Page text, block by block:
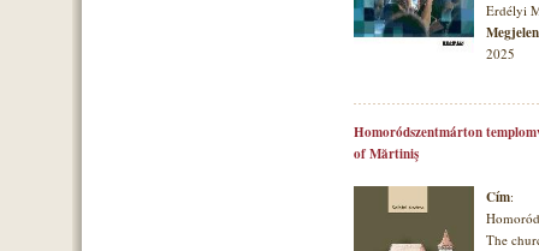
Erdélyi
2025
Homoródszentmárton
of Mărtiniş
Cím:
The